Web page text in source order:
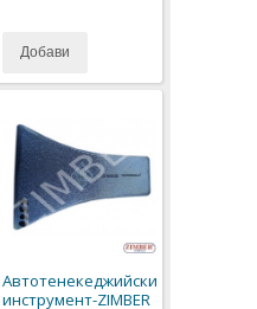
Добави
Автотенекеджийски
инструмент-ZIMBER